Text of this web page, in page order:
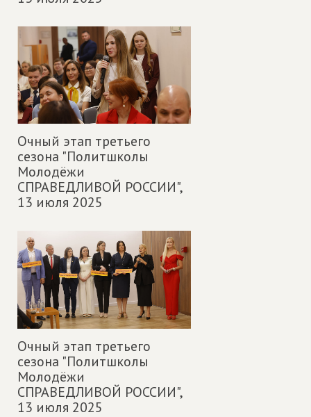
Очный этап третьего
сезона "Политшколы
Молодёжи
СПРАВЕДЛИВОЙ РОССИИ",
13 июля 2025
Очный этап третьего
сезона "Политшколы
Молодёжи
СПРАВЕДЛИВОЙ РОССИИ",
13 июля 2025